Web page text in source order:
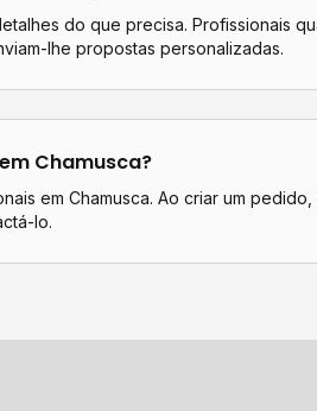
do que precisa. Profissionais
lhe propostas personalizadas.
Chamusca?
em Chamusca. Ao criar um
lo.